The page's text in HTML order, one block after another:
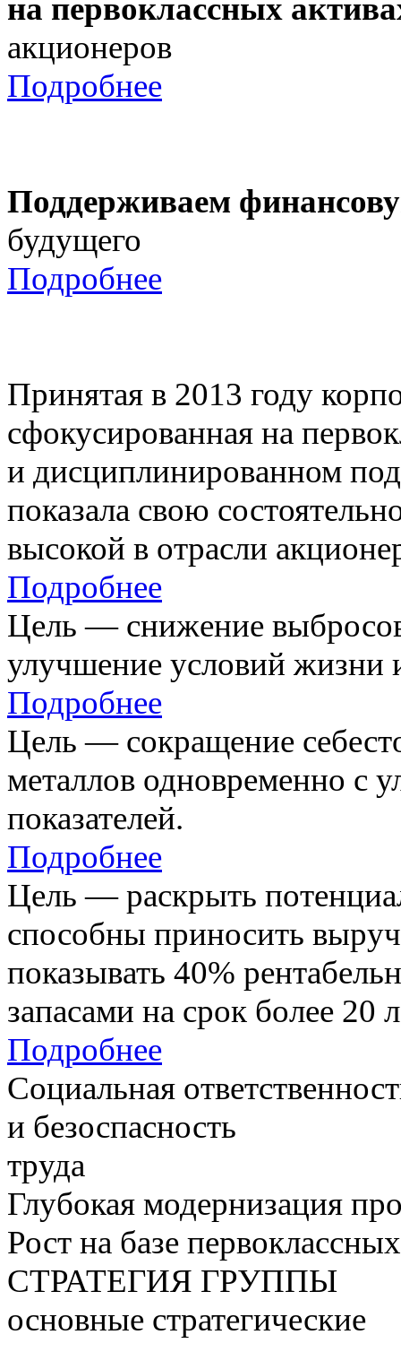
на первоклассных
акционеров
Подробнее
Поддерживаем
будущего
Подробнее
Принятая в 2013 году
сфокусированная на
и дисциплинированном
показала свою
высокой в отрасли
Подробнее
Цель — снижение
улучшение условий жизни
Подробнее
Цель — сокращение
металлов одновременно с
показателей.
Подробнее
Цель — раскрыть
способны приносить
показывать 40%
запасами на срок более 20
Подробнее
Социальная
и безоспасность
труда
Глубокая модернизация
Рост на базе
СТРАТЕГИЯ ГРУППЫ
основные стратегические